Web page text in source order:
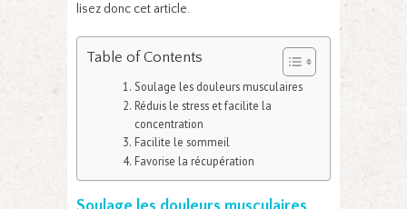
lisez donc cet article.
Table of Contents
Soulage les douleurs musculaires
Réduis le stress et facilite la
concentration
Facilite le sommeil
Favorise la récupération